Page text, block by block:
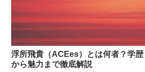
浮所飛貴（ACEes）とは何者？学
から魅力まで徹底解説